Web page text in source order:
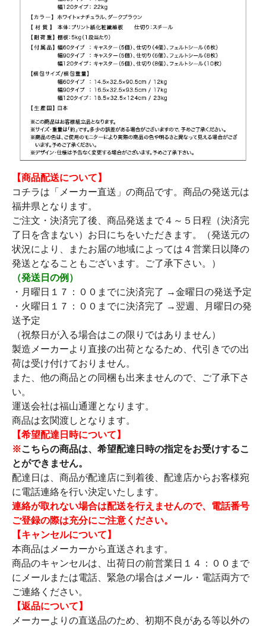
【商品配送について】
コチラは「メーカー直送」の商品です。商品の発送元は
福井県となります。
ご注文・決済完了後、商品発送まで４～５日程（決済完
了日を含まない）お日にちをいただきます。（発送元の
状況により、またお届の地域によっては４営業日以降の
発送となることもございます。ご了承下さい。）
（発送日の例）
・月曜日１７：００までに決済完了 →金曜日の発送予定
・火曜日１７：００までに決済完了 →翌週、月曜日の発
送予定
（祝祭日が入る場合はこの限りではありません）
製造メーカーより直接の出荷となるため、代引きでの出
荷は受け付けておりません。
また、他の商品との同梱も出来ませんので、ご了承下さ
い。
運送会社は福山通運となります。
商品は玄関渡しとなります。
【希望配達日時について】
※こちらの商品は、希望配達日時の指定をお受けするこ
とができません。
配達日は、商品が配達店に到着後、配達店からお客様宛
に電話連絡を行い決定いたします。
連絡が取れない場合は配送を行えませんので、電話番号
ご登録の際は充分にご注意ください。
【キャンセルについて】
本商品はメーカーから直送されます。
商品のキャンセルは、出荷日の前営業日１４：００まで
にメールまたは電話、緊急の場合はメール・電話両方で
ご連絡ください。
【返品について】
メーカーよりの直送品のため、初期不良がある等以外の